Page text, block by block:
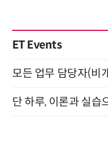
ET Events